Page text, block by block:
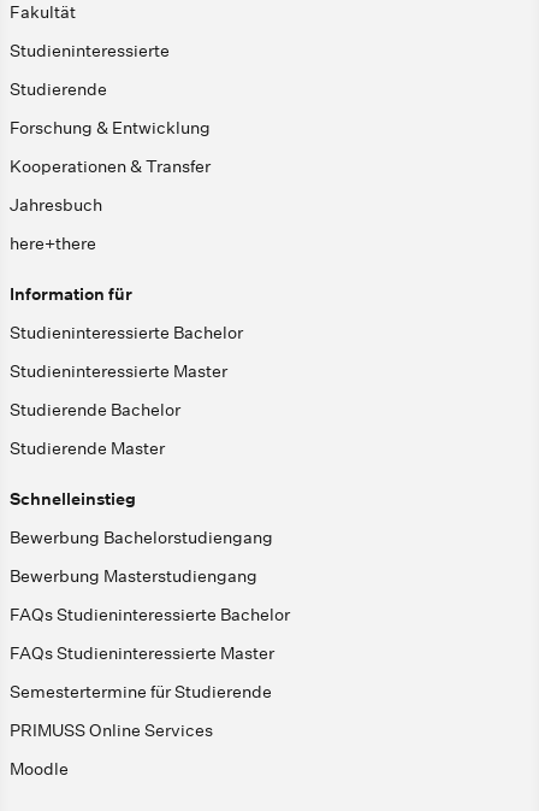
Fakultät
Studieninteressierte
Studierende
Forschung & Entwicklung
Kooperationen & Transfer
Jahresbuch
here+there
Information für
Studieninteressierte Bachelor
Studieninteressierte Master
Studierende Bachelor
Studierende Master
Schnelleinstieg
Bewerbung Bachelorstudiengang
Bewerbung Masterstudiengang
FAQs Studieninteressierte Bachelor
FAQs Studieninteressierte Master
Semestertermine für Studierende
PRIMUSS Online Services
Moodle